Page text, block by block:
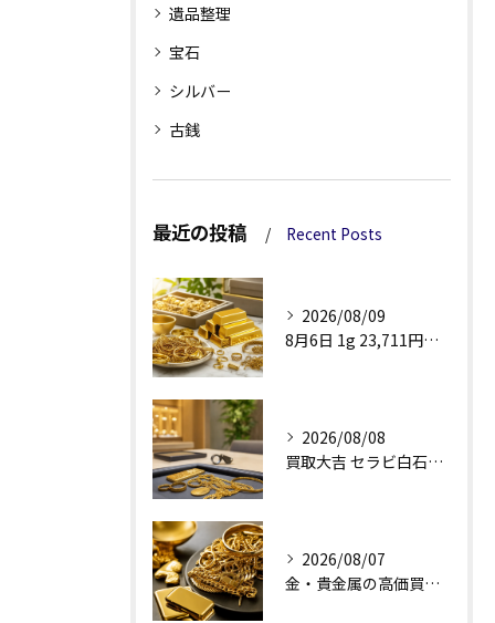
遺品整理
宝石
シルバー
古銭
最近の投稿 Recent Posts
2026/08/09
8月6日 1g 23,711円で見る金・貴金属買取
2026/08/08
買取大吉 セラビ白石店の金買取、査定理由が見える安心感
2026/08/07
金・貴金属の高価買取へ、相場差と手数料を見る